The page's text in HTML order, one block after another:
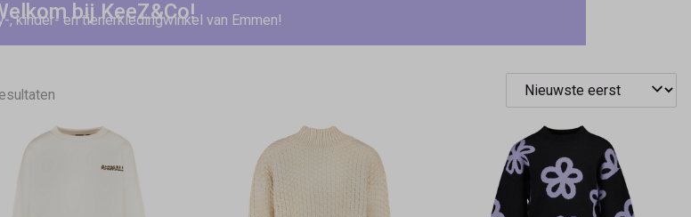
bij KeeZ&Co!
, kinder- en tienerkledingwinkel van Emmen!